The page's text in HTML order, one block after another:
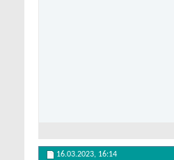
16.03.2023, 16:14